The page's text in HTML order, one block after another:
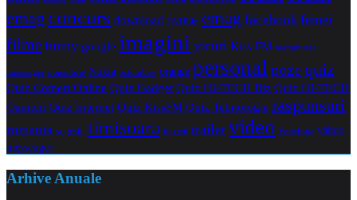
emag concurs download DVDRip emag facebook femei
filme funny google imagini jocuri Kiss FM maramures
messenger noiembrie Nokia octombrie orange personal pozequiz
Quiz Comert Online Quiz Gadget Quiz HI-TECH Biz Quiz HI-TECH
Oameni Quiz Internet Quiz KissFM Quiz Tehnologie raspunsuri
romania sugestii timisoara torrent trailer video Vodafone yahoo
messenger
Arhive Anuale